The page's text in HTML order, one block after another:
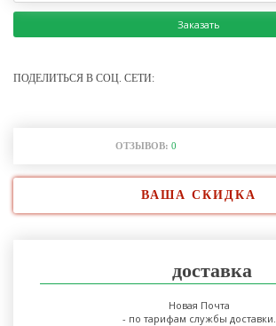
Заказать
ПОДЕЛИТЬСЯ В СОЦ. СЕТИ:
ОТЗЫВОВ: 0
ВАША СКИДКА
доставка
Новая Почта
- по тарифам службы доставки.